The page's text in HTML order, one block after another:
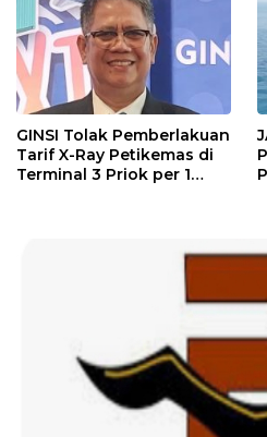
GINSI Tolak Pemberlakuan
Tarif X-Ray Petikemas di
Terminal 3 Priok per 1